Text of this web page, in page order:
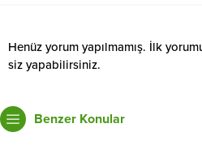
Henüz yorum yapılmamış. İlk
siz yapabilirsiniz.
Benzer Konular